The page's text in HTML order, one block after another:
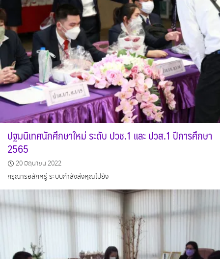
ปฐมนิเทศนักศึกษาใหม่ ระดับ ปวช.1 และ ปวส.1 ปีการศึกษา
2565
20 มิถุนายน 2022
กรุณารอสักครู่ ระบบกำลังส่งคุณไปยัง